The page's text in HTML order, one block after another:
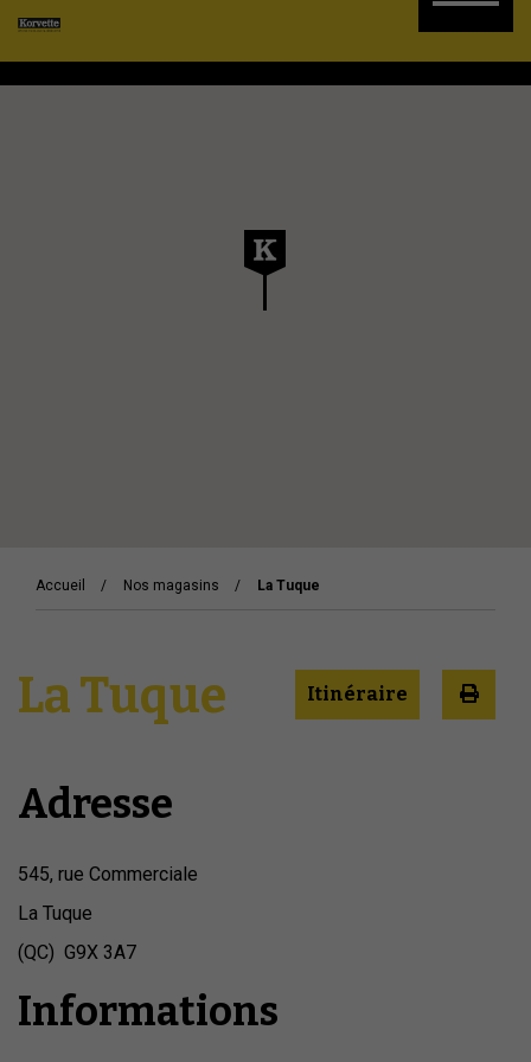
Accueil Nos magasins La Tuque
Itinéraire
La Tuque
Adresse
545, rue Commerciale
La Tuque
(QC) G9X 3A7
Informations